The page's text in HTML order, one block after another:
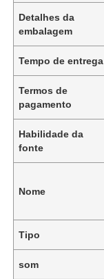
Detalhes da
embalagem
Tempo de entrega
Termos de
pagamento
Habilidade da
fonte
Nome
Tipo
som